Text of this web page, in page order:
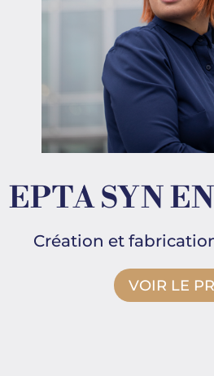
EPTA SYN
Création et
VOIR LE